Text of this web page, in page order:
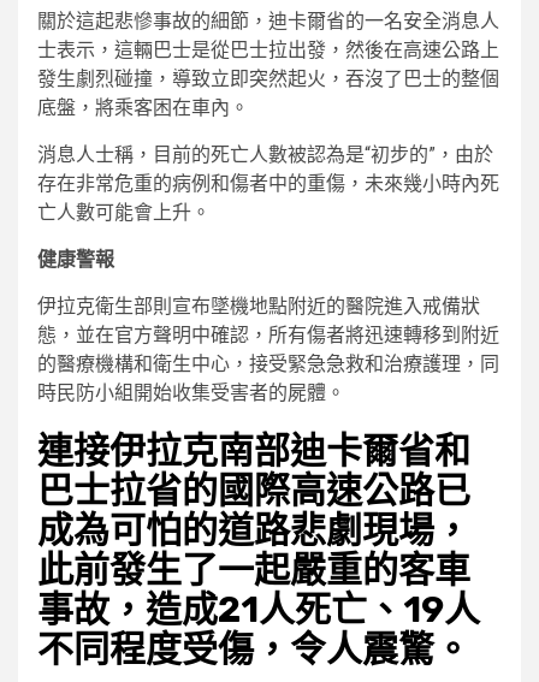
關於這起悲慘事故的細節，迪卡爾省的一名安全消息人
士表示，這輛巴士是從巴士拉出發，然後在高速公路上
發生劇烈碰撞，導致立即突然起火，吞沒了巴士的整個
底盤，將乘客困在車內。
消息人士稱，目前的死亡人數被認為是“初步的”，由於
存在非常危重的病例和傷者中的重傷，未來幾小時內死
亡人數可能會上升。
健康警報
伊拉克衛生部則宣布墜機地點附近的醫院進入戒備狀
態，並在官方聲明中確認，所有傷者將迅速轉移到附近
的醫療機構和衛生中心，接受緊急急救和治療護理，同
時民防小組開始收集受害者的屍體。
連接伊拉克南部迪卡爾省和
巴士拉省的國際高速公路已
成為可怕的道路悲劇現場，
此前發生了一起嚴重的客車
事故，造成21人死亡、19人
不同程度受傷，令人震驚。